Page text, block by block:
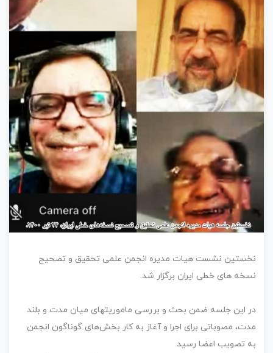
نخستین نشست هیات مدیره انجمن علمی تحقیق و تصحیح
نسخه های خطی ایران برگزار شد.
در این جلسه ضمن بحث و بررسی ماموریتهای میان مدت و بلند
مدت، مصوباتی برای اجرا و آغاز به کار بخش‌های گوناگون انجمن
به تصویب اعضا رسید.